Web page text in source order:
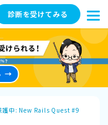
診断を受けてみる
護中: New Rails Quest #9